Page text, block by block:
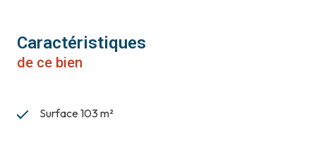
Caractéristiques
de ce bien
Surface 103 m²